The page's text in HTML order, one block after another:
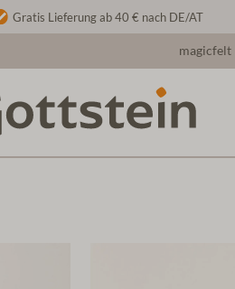
Gratis Lieferung ab 40 € nach DE/AT
magicfelt